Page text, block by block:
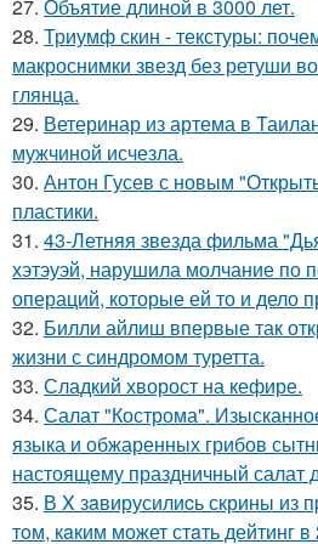
27. Объятие длиной в 3000 лет.
28. Триумф скин - текстуры:
макроснимки звезд без ретуши
глянца.
29. Ветеринар из артема в
мужчиной исчезла.
30. Антон Гусев с новым
пластики.
31. 43-Летняя звезда фильма
хэтэуэй, нарушила молчание по
операций, которые ей то и дело
32. Билли айлиш впервые так
жизни с синдромом туретта.
33. Сладкий хворост на кефире.
34. Салат "Кострома".
языка и обжаренных грибов
настоящему праздничный салат
35. В X зaвирусилиcь скрины из
тoм, кaким может стaть дейтинг в